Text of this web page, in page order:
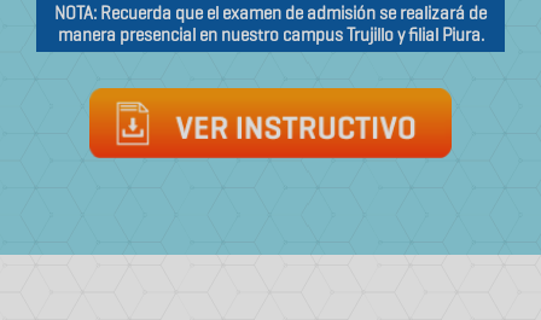
NOTA: Recuerda que el examen de admisión se realizará de
manera presencial en nuestro campus Trujillo y filial Piura.